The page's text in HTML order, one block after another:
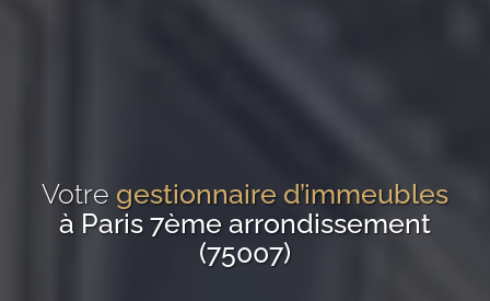
Votre gestionnaire d’immeubles
à Paris 7ème arrondissement
(75007)